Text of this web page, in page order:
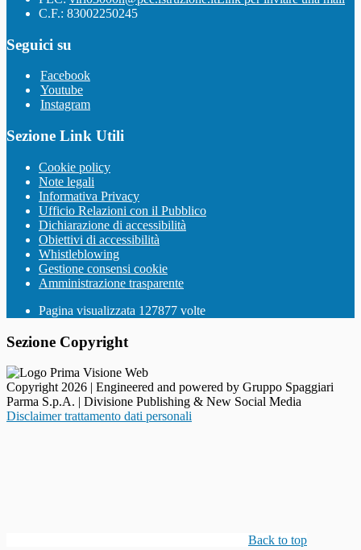
C.F.: 83002250245
Seguici su
Facebook
Youtube
Instagram
Sezione Link Utili
Cookie policy
Note legali
Informativa Privacy
Ufficio Relazioni con il Pubblico
Dichiarazione di accessibilità
Obiettivi di accessibilità
Whistleblowing
Gestione consensi cookie
Amministrazione trasparente
Pagina visualizzata 127877 volte
Sezione Copyright
Copyright 2026 | Engineered and powered by Gruppo Spaggiari
Parma S.p.A. | Divisione Publishing & New Social Media
Disclaimer trattamento dati personali
Back to top